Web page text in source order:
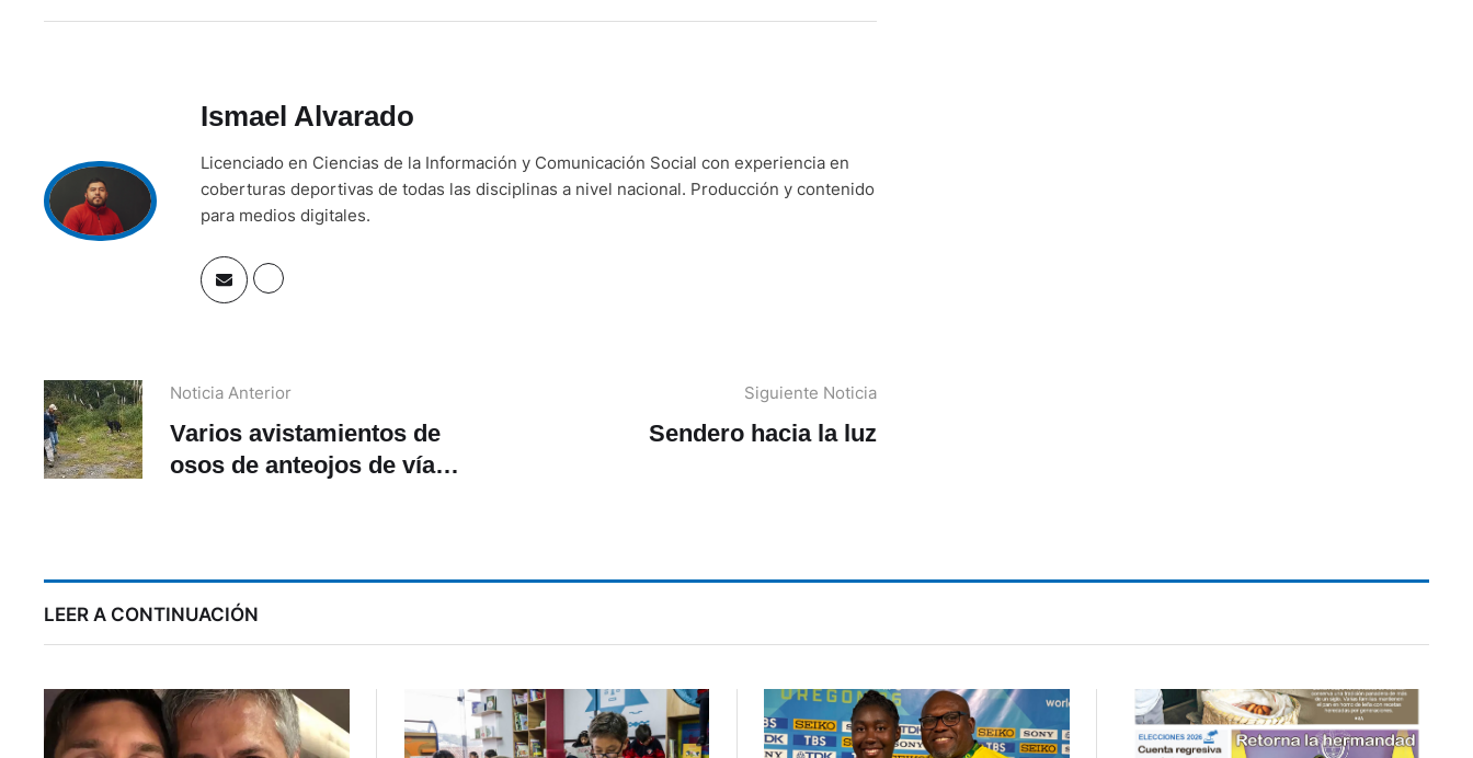
Ismael Alvarado
Licenciado en Ciencias de la Información y Comunicación Social con experiencia en
coberturas deportivas de todas las disciplinas a nivel nacional. Producción y contenido
para medios digitales.
Noticia Anterior
Varios avistamientos de
osos de anteojos de vía
Siguiente Noticia
Sendero hacia la luz
LEER A CONTINUACIÓN